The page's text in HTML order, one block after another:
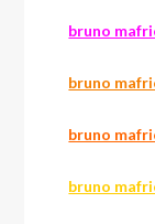
bruno
bruno
bruno
bruno